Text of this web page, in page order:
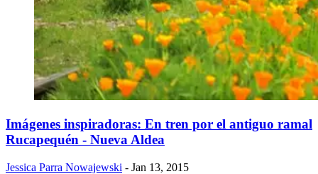
Imágenes inspiradoras: En tren por el antiguo ramal
Rucapequén - Nueva Aldea
Jessica Parra Nowajewski - Jan 13, 2015